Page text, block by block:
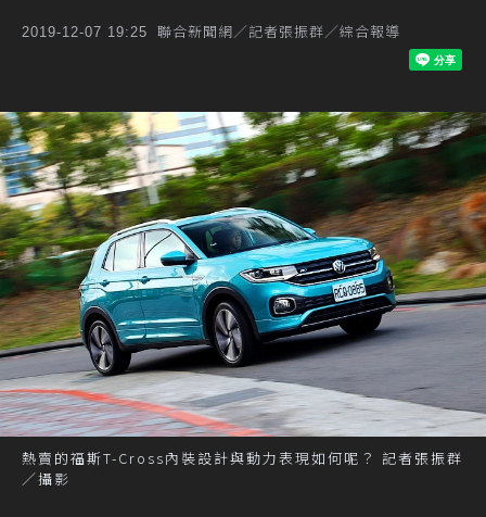
2019-12-07 19:25 聯合新聞網／記者張振群／綜合報導
熱賣的福斯T-Cross內裝設計與動力表現如何呢？ 記者張振群
／攝影